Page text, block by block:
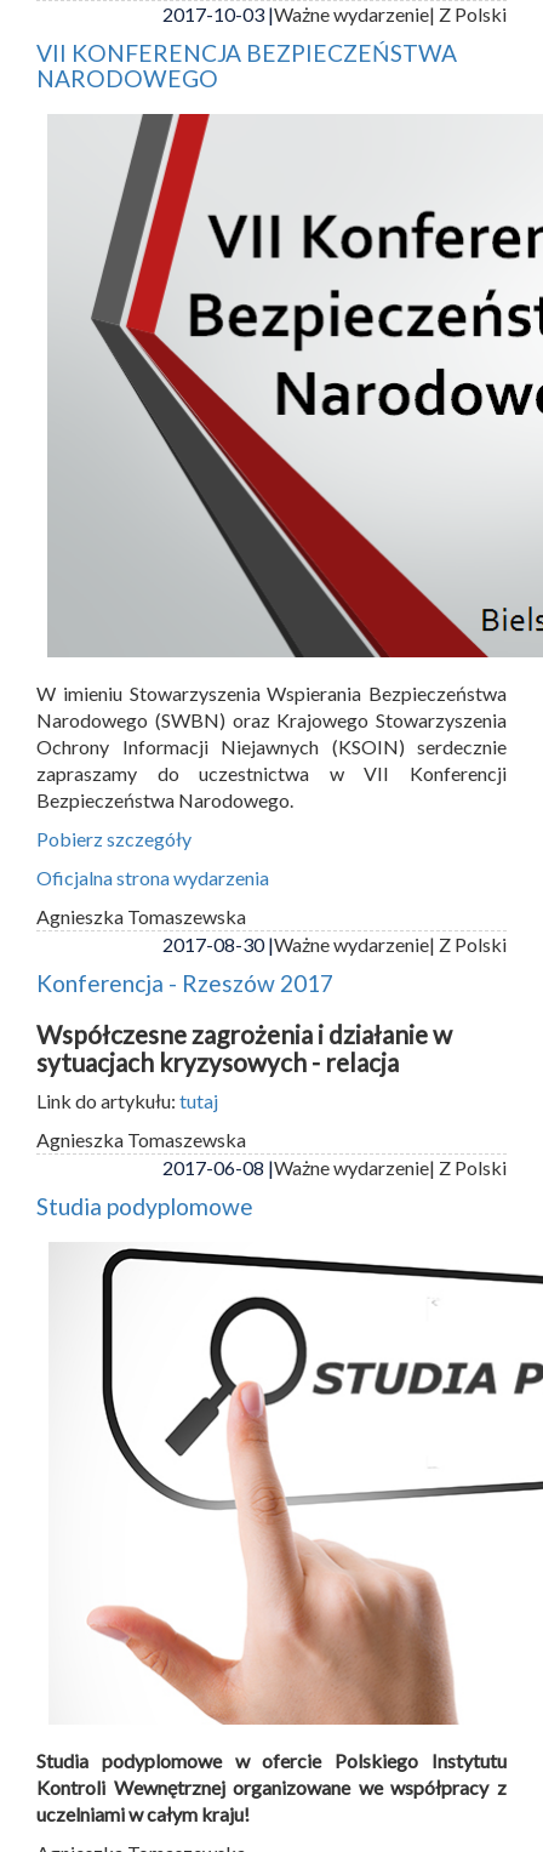
2017-10-03 |Ważne wydarzenie| Z Polski
VII KONFERENCJA BEZPIECZEŃSTWA
NARODOWEGO
W imieniu Stowarzyszenia Wspierania Bezpieczeństwa
Narodowego (SWBN) oraz Krajowego Stowarzyszenia
Ochrony Informacji Niejawnych (KSOIN) serdecznie
zapraszamy do uczestnictwa w VII Konferencji
Bezpieczeństwa Narodowego.
Pobierz szczegóły
Oficjalna strona wydarzenia
Agnieszka Tomaszewska
2017-08-30 |Ważne wydarzenie| Z Polski
Konferencja - Rzeszów 2017
Współczesne zagrożenia i działanie w
sytuacjach kryzysowych - relacja
Link do artykułu: tutaj
Agnieszka Tomaszewska
2017-06-08 |Ważne wydarzenie| Z Polski
Studia podyplomowe
Studia podyplomowe w ofercie Polskiego Instytutu
Kontroli Wewnętrznej organizowane we współpracy z
uczelniami w całym kraju!